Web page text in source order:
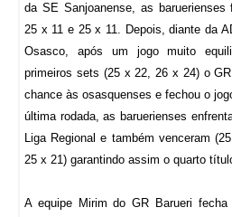
da SE Sanjoanense, as baruerienses
25 x 11 e 25 x 11. Depois, diante da
Osasco, após um jogo muito
primeiros sets (25 x 22, 26 x 24) o
chance às osasquenses e fechou o
última rodada, as baruerienses
Liga Regional e também venceram
25 x 21) garantindo assim o quarto
A equipe Mirim do GR Barueri